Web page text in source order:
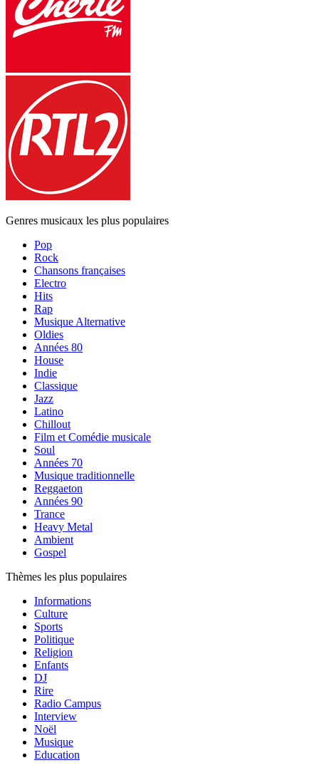
Genres musicaux les plus populaires
Pop
Rock
Chansons françaises
Electro
Hits
Rap
Musique Alternative
Oldies
Années 80
House
Indie
Classique
Jazz
Latino
Chillout
Film et Comédie musicale
Soul
Années 70
Musique traditionnelle
Reggaeton
Années 90
Trance
Heavy Metal
Ambient
Gospel
Thèmes les plus populaires
Informations
Culture
Sports
Politique
Religion
Enfants
DJ
Rire
Radio Campus
Interview
Noël
Musique
Education